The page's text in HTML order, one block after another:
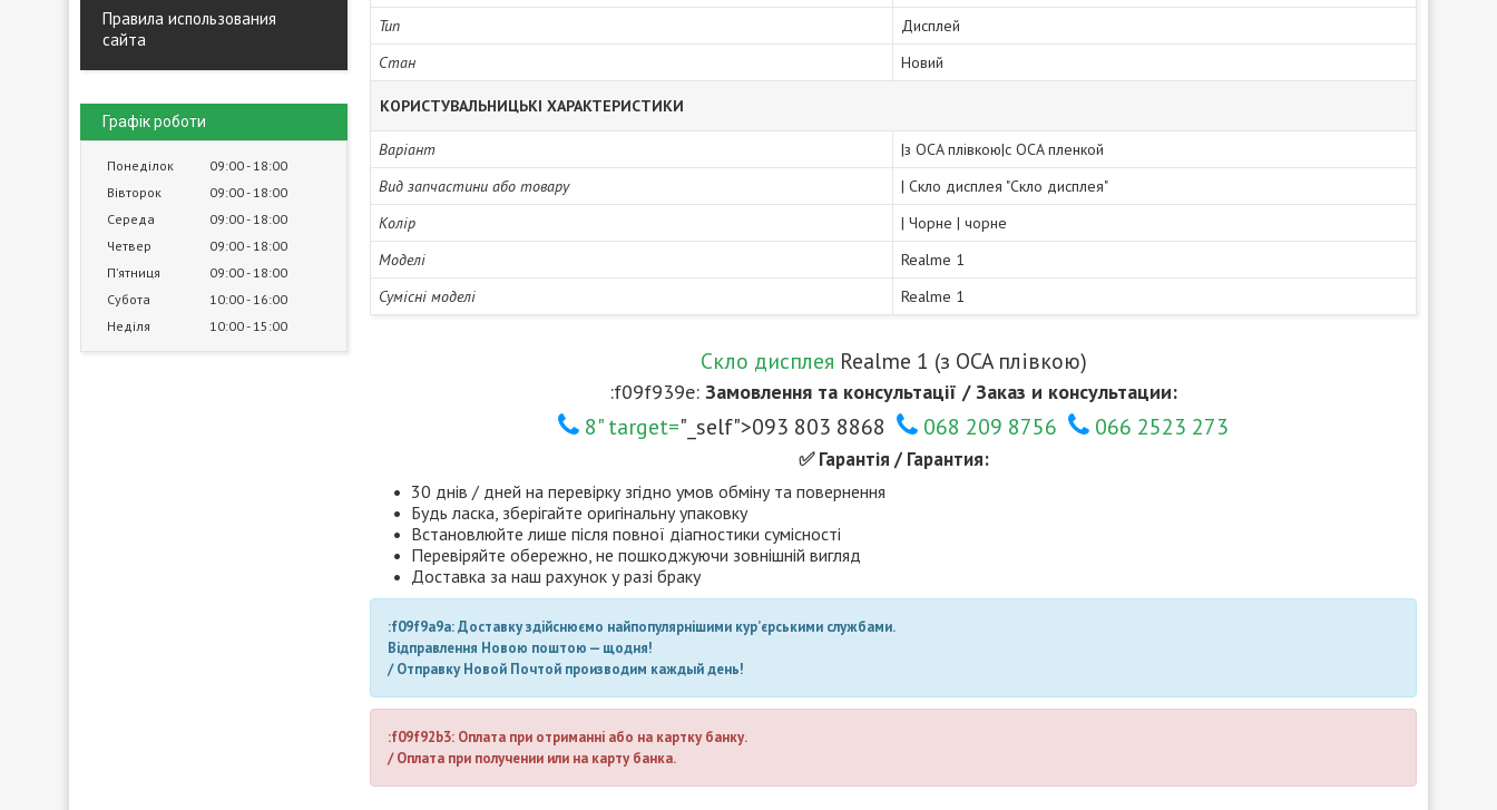
Правила использования
сайта
Графік роботи
Понеділок 09:00 18:00
Вівторок
09:00 18:00
Середа
09:00 18:00
Четвер
09:00 18:00
Пʼятниця
09:00 18:00
Субота
10:00 16:00
Неділя
10:00 15:00
Тип
Дисплей
Стан
Новий
КОРИСТУВАЛЬНИЦЬКІ ХАРАКТЕРИСТИКИ
Варіант
|з OCA плівкою|с OCA пленкой
Вид запчастини або товару
| Скло дисплея "Скло дисплея"
Колір
| Чорне | чорне
Моделі
Realme 1
Сумісні моделі
Realme 1
Скло дисплея Realme 1 (з OCA плівкою)
:f09f939e: Замовлення та консультації / Заказ и консультации:
8" target="_self">093 803 8868 068 209 8756 066 2523 273
✅ Гарантія / Гарантия:
30 днів / дней на перевірку згідно умов обміну та повернення
Будь ласка, зберігайте оригінальну упаковку
Встановлюйте лише після повної діагностики сумісності
Перевіряйте обережно, не пошкоджуючи зовнішній вигляд
Доставка за наш рахунок у разі браку
:f09f9a9a: Доставку здійснюємо найпопулярнішими кур’єрськими службами.
Відправлення Новою поштою — щодня!
/ Отправку Новой Почтой производим каждый день!
:f09f92b3: Оплата при отриманні або на картку банку.
/ Оплата при получении или на карту банка.